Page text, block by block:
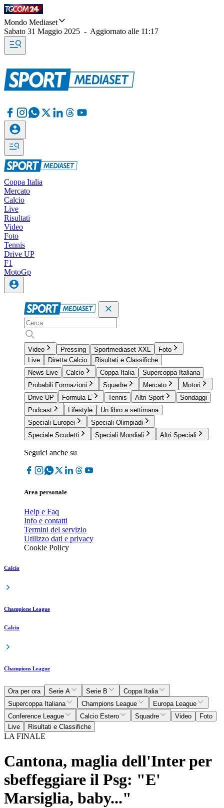
Mondo Mediaset
Sabato 31 Maggio 2025 - Aggiornato alle 11:17
Coppa Italia
Mercato
Calcio
Live
Risultati
Video
Foto
Tennis
Drive UP
F1
MotoGp
Video Pressing Sportmediaset XXL
Foto
Live
Diretta Calcio
Risultati e Classifiche
News Live
Calcio Coppa Italia
Supercoppa Italiana
Probabili Formazioni
Squadre Mercato
Motori
Drive UP
Formula E Tennis Altri Sport
Sondaggi
Podcast
Lifestyle
Un libro a settimana
Speciali Europei
Speciali Olimpiadi
Speciale Scudetti
Speciali Mondiali Altri Speciali
Seguici anche su
Area personale
Help e Faq
Info e contatti
Termini del servizio
Utilizzo dati e privacy
Cookie Policy
Calcio
Champions League
Calcio
Champions League
Ora per ora Serie A Serie B
Coppa Italia
Supercoppa Italiana
Champions League
Europa League
Conference League
Calcio Estero Squadre Video
Foto
Live
Risultati e Classifiche
LA FINALE
Cantona, maglia dell'Inter per
sbeffeggiare il Psg: "E'
Marsiglia, baby..."